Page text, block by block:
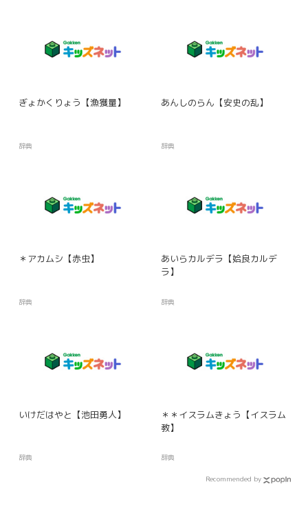
ぎょかくりょう【漁獲量】
辞典
あんしのらん【安史の乱】
辞典
＊アカムシ【赤虫】
辞典
あいらカルデラ【姶良カルデ
ラ】
辞典
いけだはやと【池田勇人】
辞典
＊＊イスラムきょう【イスラム
教】
辞典
Recommended by